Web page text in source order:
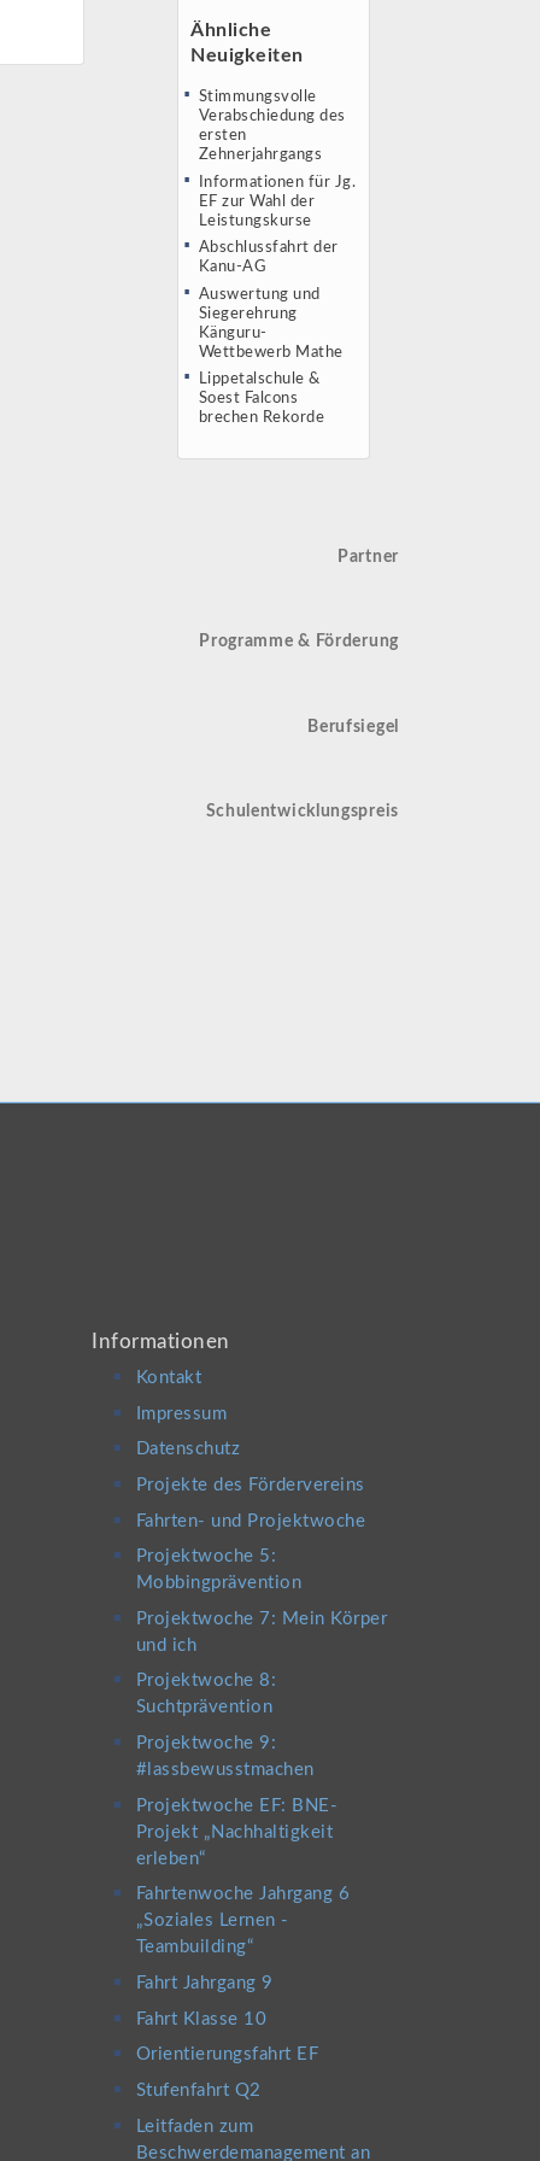
Ähnliche
Neuigkeiten
Stimmungsvolle
Verabschiedung des
ersten
Zehnerjahrgangs
Informationen für Jg.
EF zur Wahl der
Leistungskurse
Abschlussfahrt der
Kanu-AG
Auswertung und
Siegerehrung
Känguru-
Wettbewerb Mathe
Lippetalschule &
Soest Falcons
brechen Rekorde
Partner
Programme & Förderung
Berufsiegel
Schulentwicklungspreis
Informationen
Kontakt
Impressum
Datenschutz
Projekte des Fördervereins
Fahrten- und Projektwoche
Projektwoche 5:
Mobbingprävention
Projektwoche 7: Mein Körper
und ich
Projektwoche 8:
Suchtprävention
Projektwoche 9:
#lassbewusstmachen
Projektwoche EF: BNE-
Projekt „Nachhaltigkeit
erleben“
Fahrtenwoche Jahrgang 6
„Soziales Lernen -
Teambuilding“
Fahrt Jahrgang 9
Fahrt Klasse 10
Orientierungsfahrt EF
Stufenfahrt Q2
Leitfaden zum
Beschwerdemanagement an